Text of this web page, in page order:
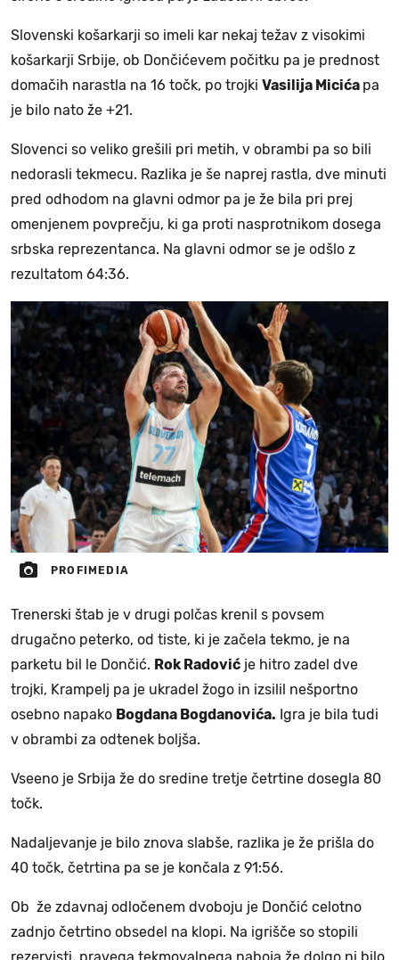
Slovenski košarkarji so imeli kar nekaj težav z visokimi
košarkarji Srbije, ob Dončićevem počitku pa je prednost
domačih narastla na 16 točk, po trojki Vasilija Micića pa
je bilo nato že +21.
Slovenci so veliko grešili pri metih, v obrambi pa so bili
nedorasli tekmecu. Razlika je še naprej rastla, dve minuti
pred odhodom na glavni odmor pa je že bila pri prej
omenjenem povprečju, ki ga proti nasprotnikom dosega
srbska reprezentanca. Na glavni odmor se je odšlo z
rezultatom 64:36.
PROFIMEDIA
Trenerski štab je v drugi polčas krenil s povsem
drugačno peterko, od tiste, ki je začela tekmo, je na
parketu bil le Dončić. Rok Radović je hitro zadel dve
trojki, Krampelj pa je ukradel žogo in izsilil nešportno
osebno napako Bogdana Bogdanovića. Igra je bila tudi
v obrambi za odtenek boljša.
Vseeno je Srbija že do sredine tretje četrtine dosegla 80
točk.
Nadaljevanje je bilo znova slabše, razlika je že prišla do
40 točk, četrtina pa se je končala z 91:56.
Ob že zdavnaj odločenem dvoboju je Dončić celotno
zadnjo četrtino obsedel na klopi. Na igrišče so stopili